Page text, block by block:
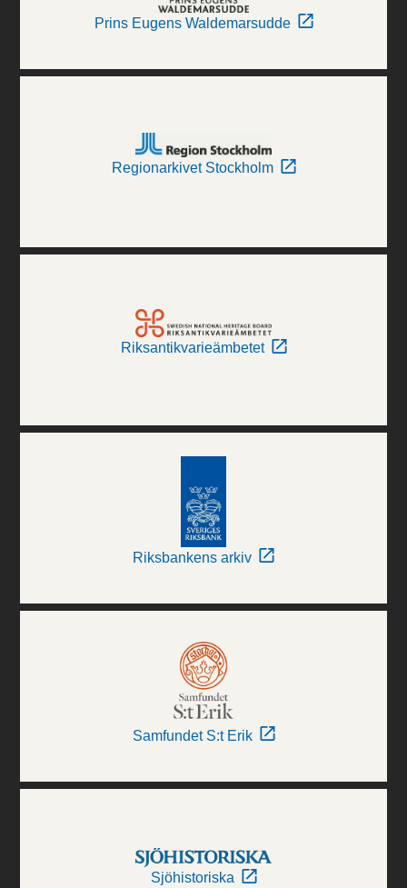
Prins Eugens Waldemarsudde
Regionarkivet Stockholm
Riksantikvarieämbetet
Riksbankens arkiv
Samfundet S:t Erik
Sjöhistoriska